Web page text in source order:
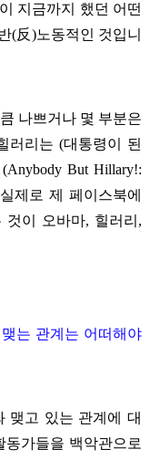
지금까지 했던 어떤
(反)노동적인 것입니
나쁘거나 몇 부분은
러리는 (대통령이 된
But Hillary!:
제로 제 페이스북에
이 오바마, 힐러리,
는 관계는 어떠해야
맺고 있는 관계에 대
가들을 백악관으로